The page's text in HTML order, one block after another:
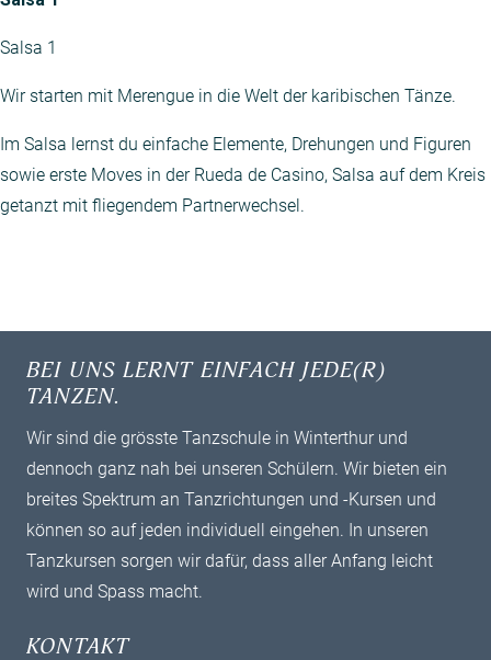
Salsa 1
Wir starten mit Merengue in die Welt der karibischen Tänze.
Im Salsa lernst du einfache Elemente, Drehungen und Figuren
sowie erste Moves in der Rueda de Casino, Salsa auf dem Kreis
getanzt mit fliegendem Partnerwechsel.
BEI UNS LERNT EINFACH JEDE(R)
TANZEN.
Wir sind die grösste Tanzschule in Winterthur und
dennoch ganz nah bei unseren Schülern. Wir bieten ein
breites ­Spektrum an Tanzrichtungen und -Kursen und
können so auf jeden individuell ­eingehen. In unseren
Tanzkursen sorgen wir dafür, dass aller Anfang leicht
wird und Spass macht.
KONTAKT